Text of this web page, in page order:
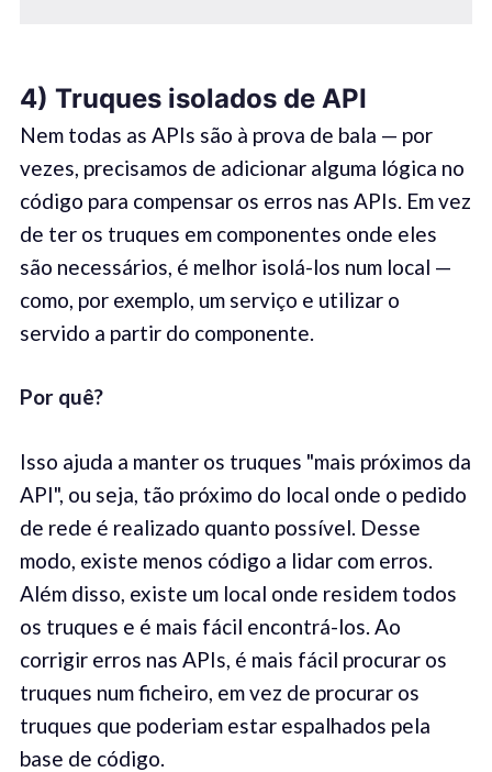
4) Truques isolados de API
Nem todas as APIs são à prova de bala — por
vezes, precisamos de adicionar alguma lógica no
código para compensar os erros nas APIs. Em vez
de ter os truques em componentes onde eles
são necessários, é melhor isolá-los num local —
como, por exemplo, um serviço e utilizar o
servido a partir do componente.
Por quê?
Isso ajuda a manter os truques "mais próximos da
API", ou seja, tão próximo do local onde o pedido
de rede é realizado quanto possível. Desse
modo, existe menos código a lidar com erros.
Além disso, existe um local onde residem todos
os truques e é mais fácil encontrá-los. Ao
corrigir erros nas APIs, é mais fácil procurar os
truques num ficheiro, em vez de procurar os
truques que poderiam estar espalhados pela
base de código.